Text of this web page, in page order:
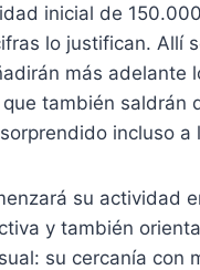
inicial de
lo justifican. Allí
más adelante
también saldrán
incluso a
su actividad
y también
su cercanía con